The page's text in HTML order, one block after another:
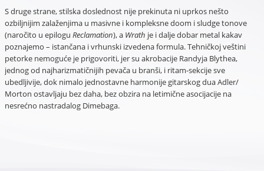
S druge strane, stilska doslednost nije prekinuta ni uprkos nešto
ozbiljnijim zalaženjima u masivne i kompleksne doom i sludge tonove
(naročito u epilogu Reclamation), a Wrath je i dalje dobar metal kakav
poznajemo – istančana i vrhunski izvedena formula. Tehničkoj veštini
petorke nemoguće je prigovoriti, jer su akrobacije Randyja Blythea,
jednog od najharizmatičnijih pevača u branši, i ritam-sekcije sve
ubedljivije, dok nimalo jednostavne harmonije gitarskog dua Adler/
Morton ostavljaju bez daha, bez obzira na letimične asocijacije na
nesrećno nastradalog Dimebaga.